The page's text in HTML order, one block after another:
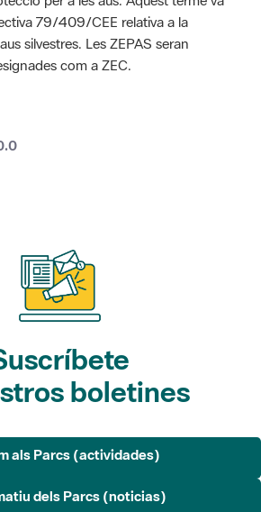
79/409/CEE relativa a la
silvestres. Les ZEPAS seran
com a ZEC.
La valoración media es de 0 estrellas de
boletines
als Parcs (actividades)
dels Parcs (noticias)